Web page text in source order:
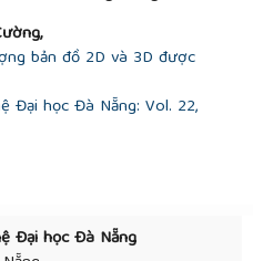
H. Fujii, and S. Managi,
and governance activities
performance?”
Environment,
of Commodity Markets
bản đồ 2D và 3D được
Đại học Đà Nẵng: Vol. 22,
Đại học Đà Nẵng